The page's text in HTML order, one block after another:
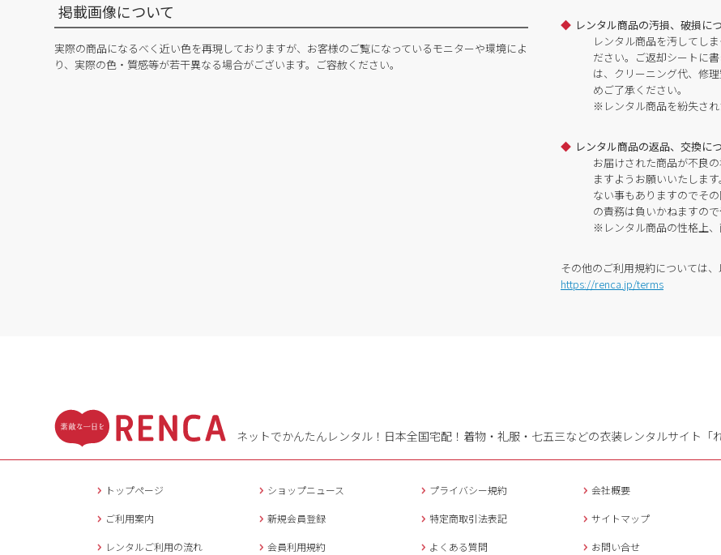
掲載画像について
実際の商品になるべく近い色を再現しておりますが、お客様のご覧になっているモニターや環境によ
り、実際の色・質感等が若干異なる場合がございます。ご容赦ください。
レンタル商品の汚損、破損に
レンタル商品を汚してし
ださい。ご返却シートに
は、クリーニング代、修
めご了承ください。
※レンタル商品を紛失され
レンタル商品の返品、交換に
お届けされた商品が不良
ますようお願いいたしま
ない事もありますのでそ
の責務は負いかねますの
※レンタル商品の性格上、
その他のご利用規約については
https://renca.jp/terms
ネットでかんたんレンタル！日本全国宅配！ 着物・礼服・七五三などの衣装レンタルサイト「
トップページ ショップニュース プライバシー規約 会社概要
ご利用案内 新規会員登録 特定商取引法表記 サイトマップ
レンタルご利用の流れ 会員利用規約 よくある質問 お問い合せ